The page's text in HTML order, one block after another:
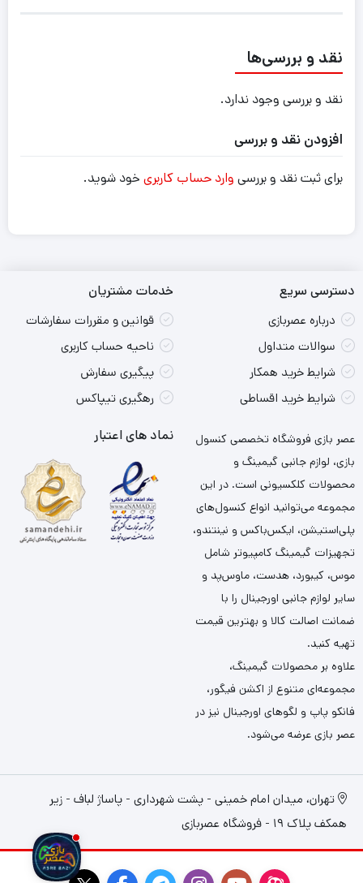
نقد و بررسی‌ها
نقد و بررسی وجود ندارد.
افزودن نقد و بررسی
برای ثبت نقد و بررسی وارد حساب کاربری خود شوید.
دسترسی سریع
درباره عصربازی
سوالات متداول
شرایط خرید همکار
شرایط خرید اقساطی
خدمات مشتریان
قوانین و مقررات سفارشات
ناحیه حساب کاربری
پیگیری سفارش
رهگیری تیپاکس
عصر بازی فروشگاه تخصصی کنسول
بازی، لوازم جانبی گیمینگ و
محصولات کلکسیونی است. در این
مجموعه می‌توانید انواع کنسول‌های
پلی‌استیشن، ایکس‌باکس و نینتندو،
تجهیزات گیمینگ کامپیوتر شامل
موس، کیبورد، هدست، ماوس‌پد و
سایر لوازم جانبی اورجینال را با
ضمانت اصالت کالا و بهترین قیمت
تهیه کنید.
علاوه بر محصولات گیمینگ،
مجموعه‌ای متنوع از اکشن فیگور،
فانکو پاپ و لگوهای اورجینال نیز در
عصر بازی عرضه می‌شود.
نماد های اعتبار
تهران، میدان امام خمینی - پشت شهرداری - پاساژ لباف - زیر
همکف پلاک 19 - فروشگاه عصربازی